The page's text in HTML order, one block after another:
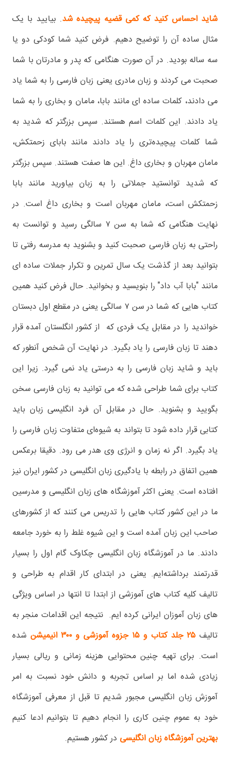
شاید احساس کنید که کمی قضیه پیچیده شد. بیایید با یک
مثال ساده آن را توضیح دهیم. فرض کنید شما کودکی دو یا
سه ساله بودید. در آن صورت هنگامی که پدر و مادرتان با شما
صحبت می کردند و زبان مادری یعنی زبان فارسی را به شما یاد
می دادند، کلمات ساده ای مانند بابا، مامان و بخاری را به شما
یاد دادند. این کلمات اسم هستند. سپس بزرگتر که شدید به
شما کلمات پیچیده‌تری را یاد دادند مانند بابای زحمتکش،
مامان مهربان و بخاری داغ. این ها صفت هستند. سپس بزرگتر
که شدید توانستید جملاتی را به زبان بیاورید مانند بابا
زحمتکش است، مامان مهربان است و بخاری داغ است. در
نهایت هنگامی که شما به سن ۷ سالگی رسید و توانست به
راحتی به زبان فارسی صحبت کنید و بشنوید به مدرسه رفتی تا
بتوانید بعد از گذشت یک سال تمرین و تکرار جملات ساده ای
مانند "بابا آب داد" را بنویسید و بخوانید. حال فرض کنید همین
کتاب هایی که شما در سن ۷ سالگی یعنی در مقطع اول دبستان
خواندید را در مقابل یک فردی که از کشور انگلستان آمده قرار
دهند تا زبان فارسی را یاد بگیرد. در نهایت آن شخص آنطور که
باید و شاید زبان فارسی را به درستی یاد نمی گیرد. زیرا این
کتاب برای شما طراحی شده که می توانید به زبان فارسی سخن
بگویید و بشنوید. حال در مقابل آن فرد انگلیسی زبان باید
کتابی قرار داده شود تا بتواند به شیوه‌ای متفاوت زبان فارسی را
یاد بگیرد. اگر نه زمان و انرژی وی هدر می رود. دقیقا برعکس
همین اتفاق در رابطه با یادگیری زبان انگلیسی در کشور ایران نیز
افتاده است. یعنی اکثر آموزشگاه های زبان انگلیسی و مدرسین
ما در این کشور کتاب هایی را تدریس می کنند که از کشورهای
صاحب این زبان آمده است و این شیوه غلط را به خورد جامعه
دادند. ما در آموزشگاه زبان انگلیسی چکاوک گام اول را بسیار
قدرتمند برداشته‌ایم. یعنی در ابتدای کار اقدام به طراحی و
تالیف کلیه کتاب های آموزشی از ابتدا تا انتها در اساس ویژگی
های زبان آموزان ایرانی کرده ایم. نتیجه این اقدامات منجر به
تالیف ۲۵ جلد کتاب و ۱۵ جزوه آموزشی و ۳۰۰ انیمیشن
شده
است. برای تهیه چنین محتوایی هزینه زمانی و ریالی بسیار
زیادی شده اما بر اساس تجربه و دانش خود نسبت به امر
آموزش زبان انگلیسی مجبور شدیم تا قبل از معرفی آموزشگاه
خود به عموم چنین کاری را انجام دهیم تا بتوانیم ادعا کنیم
بهترین آموزشگاه زبان انگلیسی در کشور هستیم.